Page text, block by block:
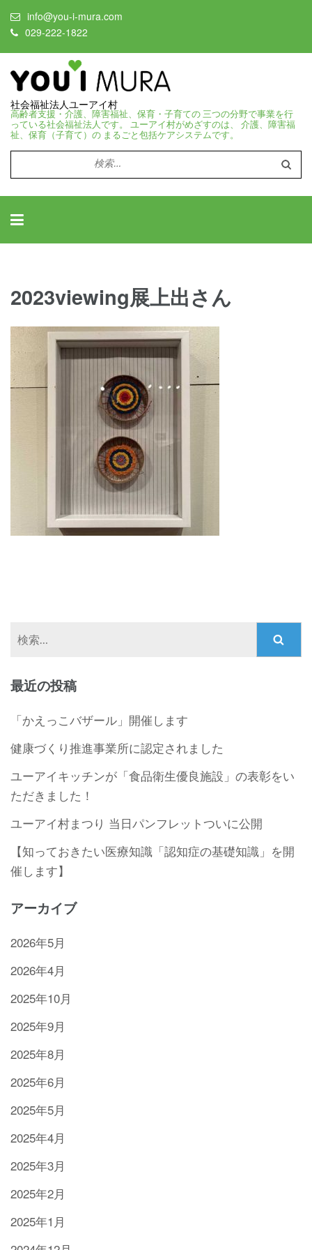
info@you-i-mura.com
029-222-1822
社会福祉法人ユーアイ村
高齢者支援・介護、障害福祉、保育・子育ての 三つの分野で事業を行
っている社会福祉法人です。 ユーアイ村がめざすのは、 介護、障害福
祉、保育（子育て）の まるごと包括ケアシステムです。
検
索:
2023viewing展上出さん
最近の投稿
「かえっこバザール」開催します
健康づくり推進事業所に認定されました
ユーアイキッチンが「食品衛生優良施設」の表彰をい
ただきました！
ユーアイ村まつり 当日パンフレットついに公開
【知っておきたい医療知識「認知症の基礎知識」を開
催します】
アーカイブ
2026年5月
2026年4月
2025年10月
2025年9月
2025年8月
2025年6月
2025年5月
2025年4月
2025年3月
2025年2月
2025年1月